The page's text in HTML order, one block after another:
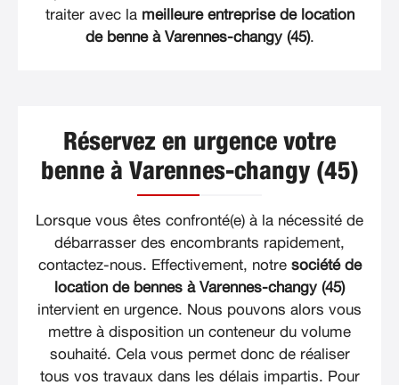
traiter avec la meilleure entreprise de location
de benne à Varennes-changy (45).
Réservez en urgence votre
benne à Varennes-changy (45)
Lorsque vous êtes confronté(e) à la nécessité de
débarrasser des encombrants rapidement,
contactez-nous. Effectivement, notre société de
location de bennes à Varennes-changy (45)
intervient en urgence. Nous pouvons alors vous
mettre à disposition un conteneur du volume
souhaité. Cela vous permet donc de réaliser
tous vos travaux dans les délais impartis. Pour